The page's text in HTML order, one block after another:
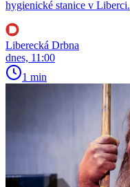
hygienické stanice v Liberci.
Liberecká Drbna
dnes, 11:00
1 min